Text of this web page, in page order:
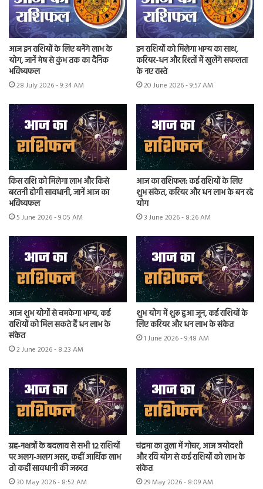
आज इन राशियों के लिए बनेंगे लाभ के
योग, जानें मेष से कुंभ तक का दैनिक
भविष्यफल
28 July 2026 - 9:34 AM
इन राशियों को मिलेगा भाग्य का साथ,
करियर-धन और रिश्तों में खुलेंगे सफलता
के नए रास्ते
20 June 2026 - 9:57 AM
किस राशि को मिलेगा लाभ और किसे
बरतनी होगी सावधानी, जानें आज का
भविष्यफल
5 June 2026 - 9:05 AM
आज का राशिफल: कई राशियों के लिए
शुभ संकेत, करियर और धन लाभ के बन रहे
योग
3 June 2026 - 8:26 AM
आज शुभ योगों से चमकेगा भाग्य, कई
राशियों को मिल सकते हैं धन लाभ के
संकेत
2 June 2026 - 8:23 AM
शुभ योग में शुरू हुआ जून, कई राशियों के
लिए करियर और धन लाभ के संकेत
1 June 2026 - 9:48 AM
ग्रह-नक्षत्रों के बदलाव से सभी 12 राशियों
पर अलग-अलग असर, कहीं आर्थिक लाभ
तो कहीं सावधानी की जरूरत
30 May 2026 - 8:52 AM
चंद्रमा का तुला में गोचर, आज त्रयोदशी
और रवि योग से कई राशियों को लाभ के
संकेत
29 May 2026 - 8:09 AM